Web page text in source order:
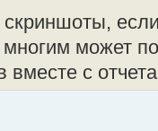
многим может
вместе с